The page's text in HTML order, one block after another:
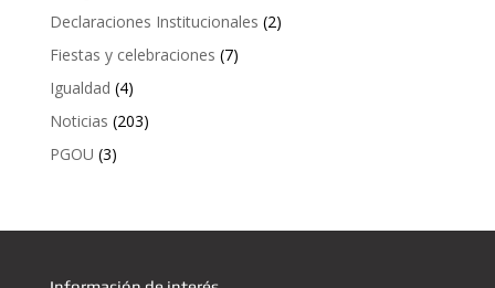
Declaraciones Institucionales (2)
Fiestas y celebraciones (7)
Igualdad (4)
Noticias (203)
PGOU (3)